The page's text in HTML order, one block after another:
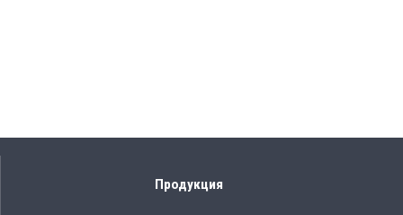
Продукция